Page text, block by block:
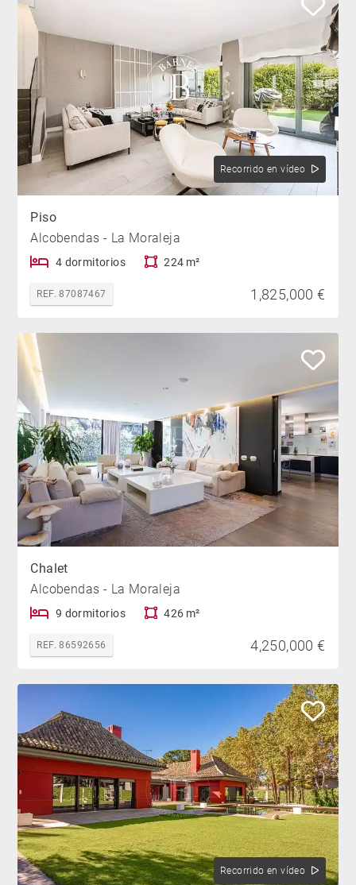
Recorrido en vídeo
Piso
Alcobendas - La Moraleja
4 dormitorios 224 m²
REF. 87087467 1,825,000 €
Chalet
Alcobendas - La Moraleja
9 dormitorios 426 m²
REF. 86592656 4,250,000 €
Recorrido en vídeo